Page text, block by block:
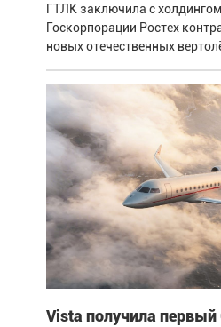
ГТЛК заключила с
Госкорпорации Ростех
новых отечественных
Vista получила первый